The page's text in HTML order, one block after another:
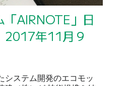
AIRNOTE」日
年11月９
システム開発のエコモッ